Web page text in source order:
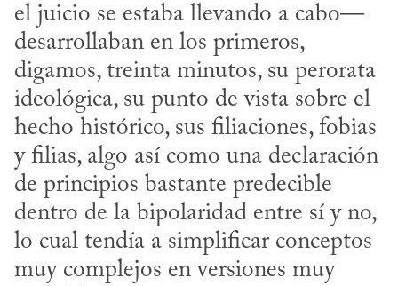
el juicio se estaba llevando a cabo—
desarrollaban en los primeros,
digamos, treinta minutos, su perorata
ideológica, su punto de vista sobre el
hecho histórico, sus filiaciones, fobias
y filias, algo así como una declaración
de principios bastante predecible
dentro de la bipolaridad entre sí y no,
lo cual tendía a simplificar conceptos
muy complejos en versiones muy